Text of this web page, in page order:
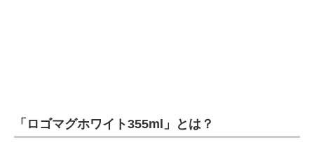
エネルギーの専門メディア
「ロゴマグホワイト355ml」とは？